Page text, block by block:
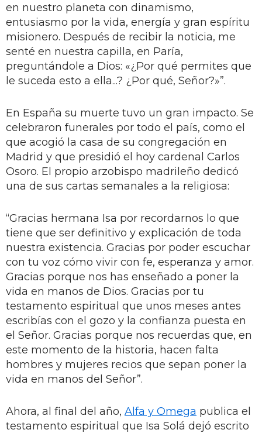
en nuestro planeta con dinamismo,
entusiasmo por la vida, energía y gran espíritu
misionero. Después de recibir la noticia, me
senté en nuestra capilla, en Paría,
preguntándole a Dios: «¿Por qué permites que
le suceda esto a ella...? ¿Por qué, Señor?»”.
En España su muerte tuvo un gran impacto. Se
celebraron funerales por todo el país, como el
que acogió la casa de su congregación en
Madrid y que presidió el hoy cardenal Carlos
Osoro. El propio arzobispo madrileño dedicó
una de sus cartas semanales a la religiosa:
“Gracias hermana Isa por recordarnos lo que
tiene que ser definitivo y explicación de toda
nuestra existencia. Gracias por poder escuchar
con tu voz cómo vivir con fe, esperanza y amor.
Gracias porque nos has enseñado a poner la
vida en manos de Dios. Gracias por tu
testamento espiritual que unos meses antes
escribías con el gozo y la confianza puesta en
el Señor. Gracias porque nos recuerdas que, en
este momento de la historia, hacen falta
hombres y mujeres recios que sepan poner la
vida en manos del Señor”.
Ahora, al final del año, Alfa y Omega publica el
testamento espiritual que Isa Solá dejó escrito